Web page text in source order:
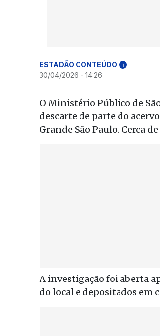
ESTADÃO CONTEÚDO i
30/04/2026 - 14:26
O Ministério Público de
descarte de parte do
Grande São Paulo. Cerca
A investigação foi aberta
do local e depositados em